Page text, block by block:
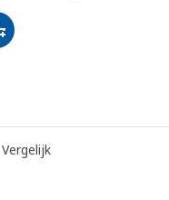
Samsala donkerblauw
Samsala donkerbruin
Vergelijk